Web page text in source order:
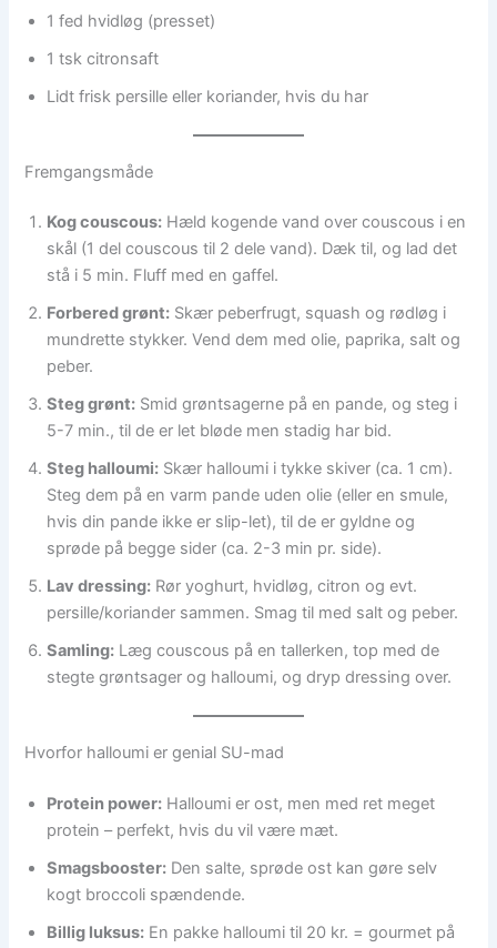
1 fed hvidløg (presset)
1 tsk citronsaft
Lidt frisk persille eller koriander, hvis du har
Fremgangsmåde
Kog couscous: Hæld kogende vand over couscous i en
skål (1 del couscous til 2 dele vand). Dæk til, og lad det
stå i 5 min. Fluff med en gaffel.
Forbered grønt: Skær peberfrugt, squash og rødløg i
mundrette stykker. Vend dem med olie, paprika, salt og
peber.
Steg grønt: Smid grøntsagerne på en pande, og steg i
5-7 min., til de er let bløde men stadig har bid.
Steg halloumi: Skær halloumi i tykke skiver (ca. 1 cm).
Steg dem på en varm pande uden olie (eller en smule,
hvis din pande ikke er slip-let), til de er gyldne og
sprøde på begge sider (ca. 2-3 min pr. side).
Lav dressing: Rør yoghurt, hvidløg, citron og evt.
persille/koriander sammen. Smag til med salt og peber.
Samling: Læg couscous på en tallerken, top med de
stegte grøntsager og halloumi, og dryp dressing over.
Hvorfor halloumi er genial SU-mad
Protein power: Halloumi er ost, men med ret meget
protein – perfekt, hvis du vil være mæt.
Smagsbooster: Den salte, sprøde ost kan gøre selv
kogt broccoli spændende.
Billig luksus: En pakke halloumi til 20 kr. = gourmet på